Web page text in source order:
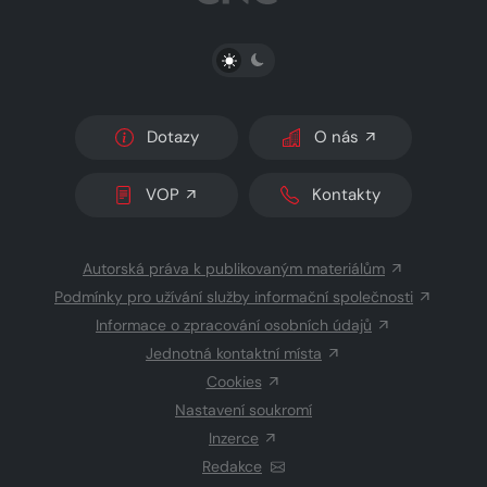
PŘEPNOUT SVĚTLÝ/TMAVÝ REŽIM
Dotazy O nás
VOP Kontakty
Autorská práva k publikovaným materiálům
Podmínky pro užívání služby informační společnosti
Informace o zpracování osobních údajů
Jednotná kontaktní místa
Cookies
Nastavení soukromí
Inzerce
Redakce